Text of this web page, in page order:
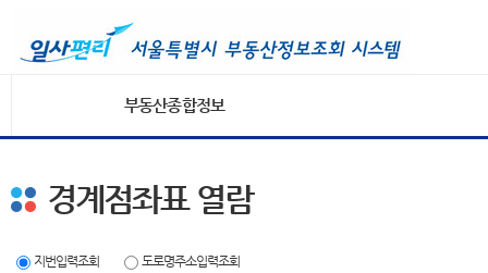
부동산종합정보
경계점좌표 열람
지번입력조회 도로명주소입력조회